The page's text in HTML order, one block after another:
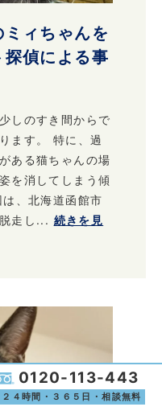
ミィちゃんを
偵による事
しのすき間からで
ます。 特に、過
ある猫ちゃんの場
を消してしまう傾
、北海道函館市
走し... 続きを見
0120-113-443
２４時間・３６５日・相談無料